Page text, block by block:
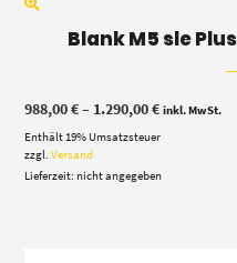
Blank M5 sle
988,00€– 1.290,00€Preisspanne:
bis
inkl. MwSt.
Enthält 19% Umsatzsteuer
zzgl.Versand
Lieferzeit: nicht angegeben